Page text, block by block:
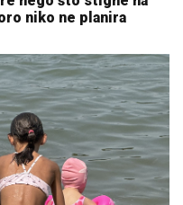
niko ne planira